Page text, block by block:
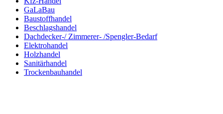
GaLaBau
Baustoffhandel
Beschlagshandel
Dachdecker-/ Zimmerer- /Spengler-Bedarf
Elektrohandel
Holzhandel
Sanitärhandel
Trockenbauhandel